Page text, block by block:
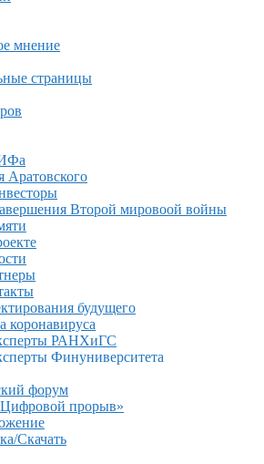
мнение
страницы
Второй мировоой войны
будущего
коронавируса
РАНХиГС
Финуниверситета
форум
прорыв»
Скачать